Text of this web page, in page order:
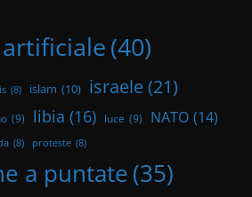
(40)
(8) islam (10) israele(21)
(9) libia (16) luce (9) NATO (14)
(8) proteste (8)
a puntate(35)